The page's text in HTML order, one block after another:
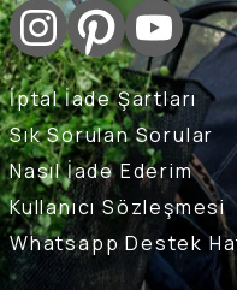
İptal İade Şartları
Sık Sorulan Sorular
Nasıl İade Ederim
Kullanıcı Sözleşmesi
Whatsapp Destek